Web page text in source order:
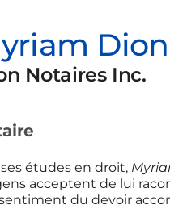
Dion
Notaires Inc.
études en droit,
acceptent de lui
du devoir